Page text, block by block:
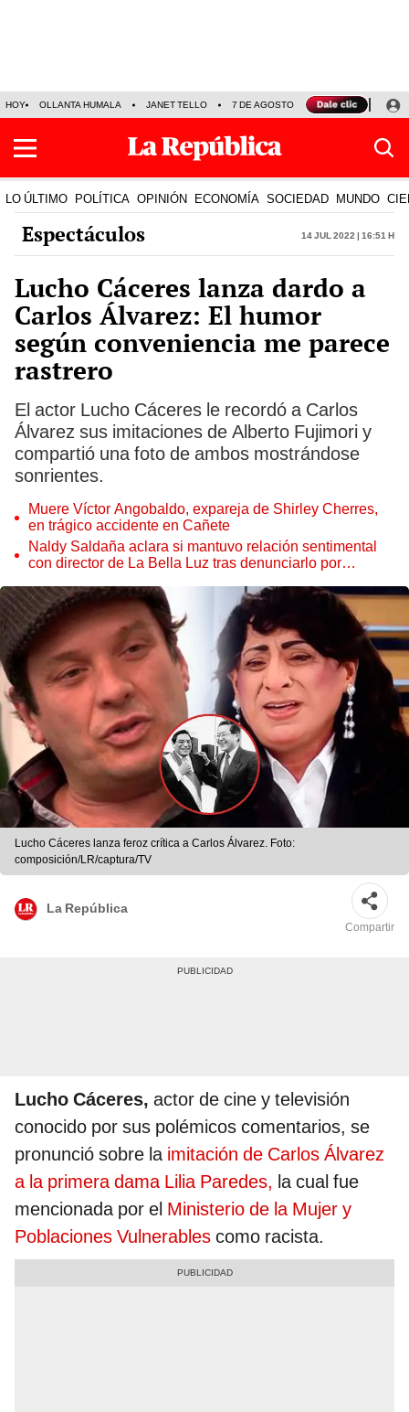
HOY OLLANTA HUMALA JANET TELLO 7 DE AGOSTO TINKA RESULTADOS
LO ÚLTIMO POLÍTICA OPINIÓN ECONOMÍA SOCIEDAD MUNDO
Espectáculos 14 Jul 2022 | 16:51 h
Lucho Cáceres lanza dardo a
Carlos Álvarez: El humor
según conveniencia me parece
rastrero
El actor Lucho Cáceres le recordó a Carlos
Álvarez sus imitaciones de Alberto Fujimori y
compartió una foto de ambos mostrándose
sonrientes.
Muere Víctor Angobaldo, expareja de Shirley Cherres,
en trágico accidente en Cañete
Naldy Saldaña aclara si mantuvo relación sentimental
con director de La Bella Luz tras denunciarlo por
Lucho Cáceres lanza feroz crítica a Carlos Álvarez. Foto:
composición/LR/captura/TV
La República
Compartir
Lucho Cáceres, actor de cine y televisión
conocido por sus polémicos comentarios, se
pronunció sobre la imitación de Carlos Álvarez
a la primera dama Lilia Paredes, la cual fue
mencionada por el Ministerio de la Mujer y
Poblaciones Vulnerables como racista.